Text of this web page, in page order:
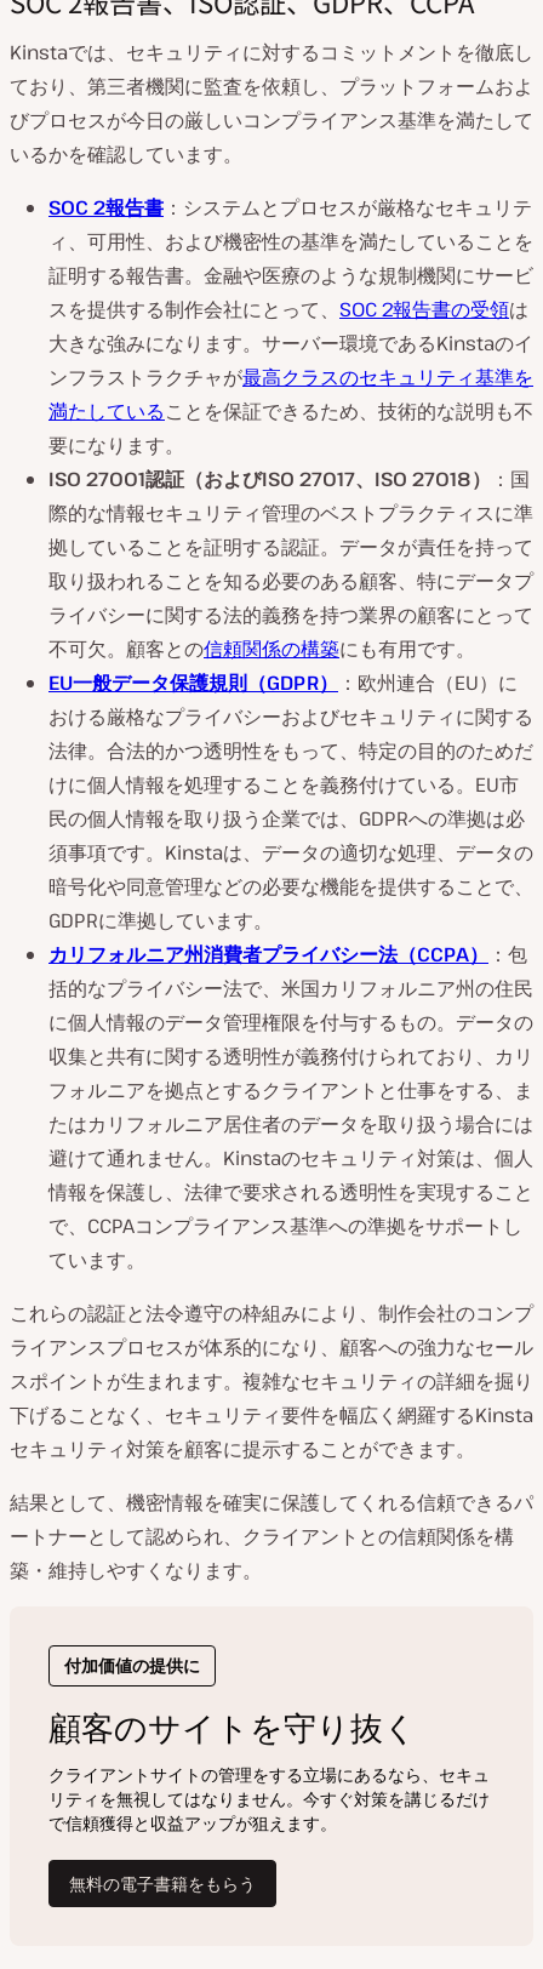
Kinstaでは、セキュリティに対するコミットメントを徹底し
ており、第三者機関に監査を依頼し、プラットフォームおよ
びプロセスが今日の厳しいコンプライアンス基準を満たして
いるかを確認しています。
SOC 2報告書 ：システムとプロセスが厳格なセキュリテ
ィ、可用性、および機密性の基準を満たしていることを
証明する報告書。金融や医療のような規制機関にサービ
スを提供する制作会社にとって、 SOC 2報告書の受領は
大きな強みになります。サーバー環境であるKinstaのイ
ンフラストラクチャが最高クラスのセキュリティ基準を
満たしていることを保証できるため、技術的な説明も不
要になります。
ISO 27001認証（およびISO 27017、ISO 27018）
：国
際的な情報セキュリティ管理のベストプラクティスに準
拠していることを証明する認証。データが責任を持って
取り扱われることを知る必要のある顧客、特にデータプ
ライバシーに関する法的義務を持つ業界の顧客にとって
不可欠。顧客との信頼関係の構築にも有用です。
EU一般データ保護規則（GDPR）
：欧州連合（EU）に
おける厳格なプライバシーおよびセキュリティに関する
法律。合法的かつ透明性をもって、特定の目的のためだ
けに個人情報を処理することを義務付けている。EU市
民の個人情報を取り扱う企業では、GDPRへの準拠は必
須事項です。Kinstaは、データの適切な処理、データの
暗号化や同意管理などの必要な機能を提供することで、
GDPRに準拠しています。
カリフォルニア州消費者プライバシー法（CCPA）
：包
括的なプライバシー法で、米国カリフォルニア州の住民
に個人情報のデータ管理権限を付与するもの。データの
収集と共有に関する透明性が義務付けられており、カリ
フォルニアを拠点とするクライアントと仕事をする、ま
たはカリフォルニア居住者のデータを取り扱う場合には
避けて通れません。Kinstaのセキュリティ対策は、個人
情報を保護し、法律で要求される透明性を実現すること
で、CCPAコンプライアンス基準への準拠をサポートし
ています。
これらの認証と法令遵守の枠組みにより、制作会社のコンプ
ライアンスプロセスが体系的になり、顧客への強力なセール
スポイントが生まれます。複雑なセキュリティの詳細を掘り
下げることなく、セキュリティ要件を幅広く網羅するKinsta
セキュリティ対策を顧客に提示することができます。
結果として、機密情報を確実に保護してくれる信頼できるパ
ートナーとして認められ、クライアントとの信頼関係を構
築・維持しやすくなります。